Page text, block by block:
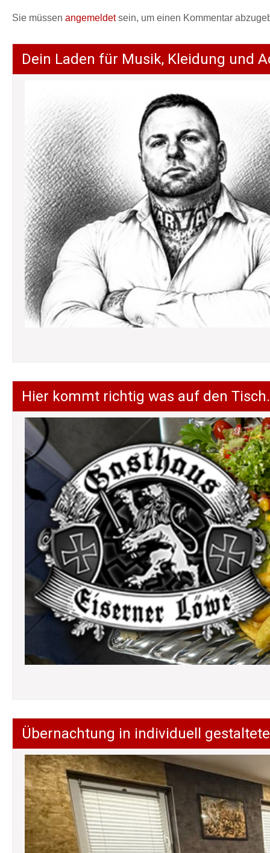
Sie müssen angemeldetsein, um einen Kommentar
Dein Laden für Musik, Kleidung und
Hier kommt richtig was auf den Tisch.
Übernachtung in individuell